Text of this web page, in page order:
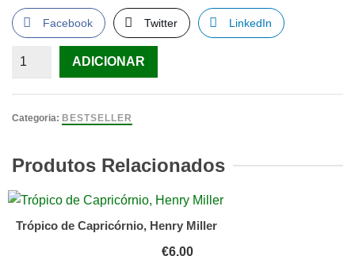
Facebook Twitter LinkedIn
Quantidade
Estás
Isto,
É
Demais
ADICIONAR
Categoria: BESTSELLER
Produtos Relacionados
Trópico de Capricórnio, Henry Miller
€6.00